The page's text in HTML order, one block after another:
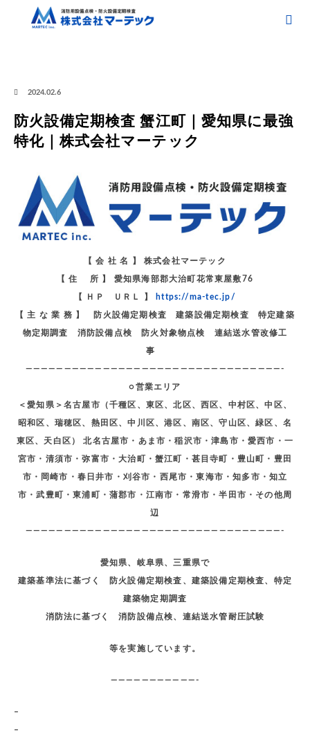
ブログ
防火設備定期検査 蟹江町｜愛知県に最強特化｜株式会社マーテック
2024.02.6
防火設備定期検査 蟹江町｜愛知県に最強
特化｜株式会社マーテック
【 会 社 名 】 株式会社マーテック
【 住 所 】 愛知県海部郡大治町花常東屋敷76
【 ＨＰ ＵＲＬ 】 https://ma-tec.jp/
【 主 な 業 務 】 防火設備定期検査 建築設備定期検査 特定建築
物定期調査 消防設備点検 防火対象物点検 連結送水管改修工
事
—————————————————————————————————-
○営業エリア
＜愛知県＞名古屋市（千種区、東区、北区、西区、中村区、中区、
昭和区、瑞穂区、熱田区、中川区、港区、南区、守山区、緑区、名
東区、天白区） 北名古屋市・あま市・稲沢市・津島市・愛西市・一
宮市・清須市・弥富市・大治町・蟹江町・甚目寺町・豊山町・豊田
市・岡崎市・春日井市・刈谷市・西尾市・東海市・知多市・知立
市・武豊町・東浦町・蒲郡市・江南市・常滑市・半田市・その他周
辺
—————————————————————————————————-
愛知県、岐阜県、三重県で
建築基準法に基づく 防火設備定期検査、建築設備定期検査、特定
建築物定期調査
消防法に基づく 消防設備点検、連結送水管耐圧試験
等を実施しています。
———————————-
–
–